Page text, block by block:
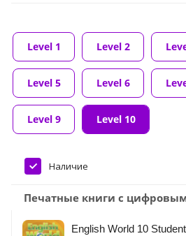
Level 1 Level 2
Level 5 Level 6
Level 9 Level 10
Наличие
Печатные книги с
English World 10